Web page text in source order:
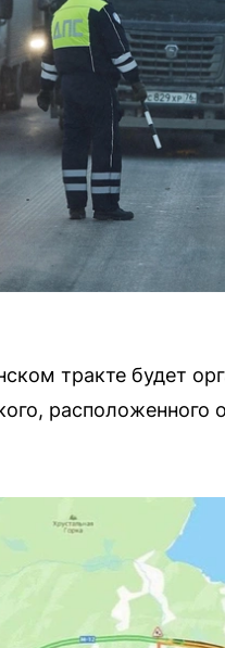
тракте будет